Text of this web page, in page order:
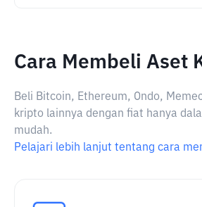
Cara Membeli Aset
Beli Bitcoin, Ethereum, Ondo,
kripto lainnya dengan fiat hanya
mudah.
Pelajari lebih lanjut tentang cara